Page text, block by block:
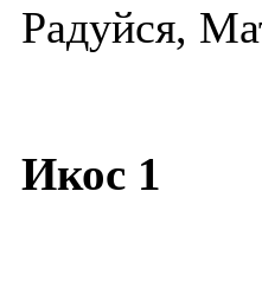
Радуйся,
Икос 1